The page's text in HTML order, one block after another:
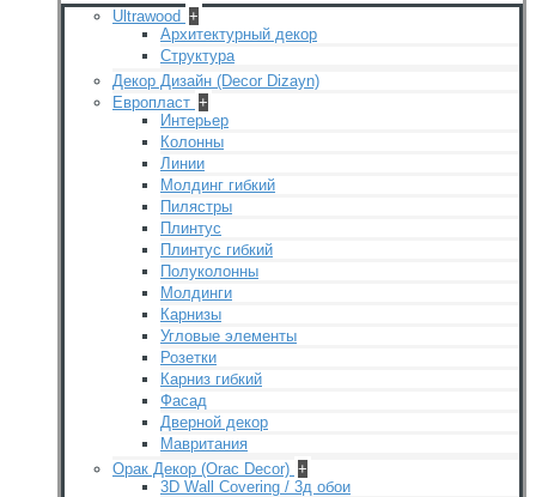
Ultrawood +
Архитектурный декор
Структура
Декор Дизайн (Decor Dizayn)
Европласт +
Интерьер
Колонны
Линии
Молдинг гибкий
Пилястры
Плинтус
Плинтус гибкий
Полуколонны
Молдинги
Карнизы
Угловые элементы
Розетки
Карниз гибкий
Фасад
Дверной декор
Мавритания
Орак Декор (Orac Decor) +
3D Wall Covering / 3д обои